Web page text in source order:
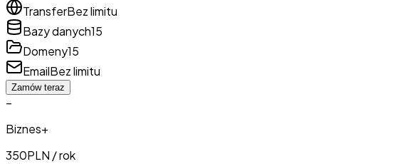
TransferBez limitu
Bazy danych15
Domeny15
EmailBez limitu
Zamów teraz
–
Biznes+
350PLN / rok